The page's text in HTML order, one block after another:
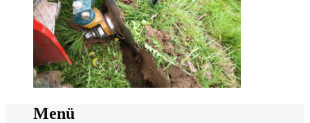
Menü